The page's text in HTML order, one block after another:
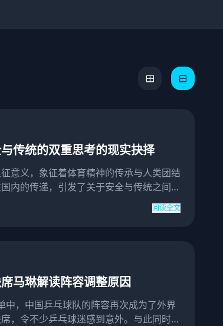
传统的双重思考的现实抉择
意义，象征着体育精神的传承与人类团结
内的传递，引发了关于安全与传统之间的
式...
阅读全文
马琳解读阵容调整原因
，中国乒乓球队的阵容再次成为了外界
，令不少乒乓球迷感到意外。与此同时，